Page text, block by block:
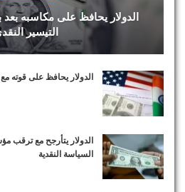
الدولار يحافظ على مكاسبه
التيسير
الدولار يحافظ على قوته
الدولار يتأرجح مع ترقب
السياسة النقدية